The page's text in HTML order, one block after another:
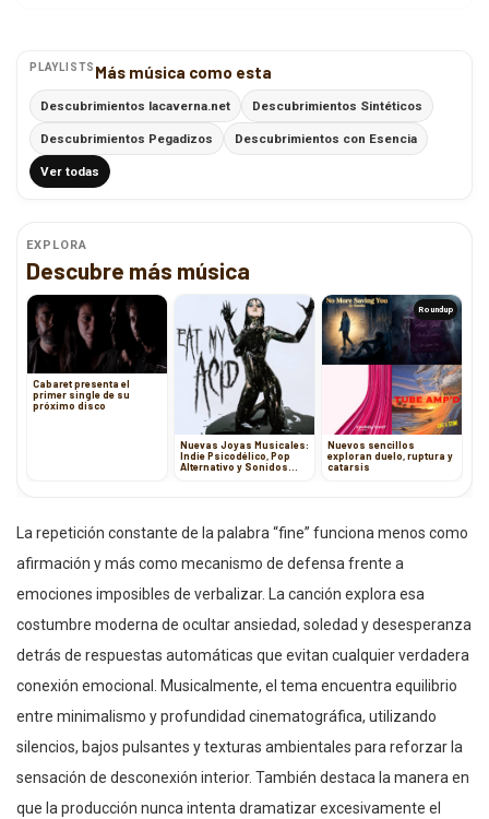
PLAYLISTS Más música como esta
Descubrimientos lacaverna.net Descubrimientos Sintéticos
Descubrimientos Pegadizos Descubrimientos con Esencia
Ver todas
EXPLORA
Descubre más música
Cabaret presenta el
primer single de su
próximo disco
Nuevas Joyas Musicales:
Indie Psicodélico, Pop
Alternativo y Sonidos
Roundup
Nuevos sencillos
exploran duelo, ruptura y
catarsis
La repetición constante de la palabra “fine” funciona menos como
afirmación y más como mecanismo de defensa frente a
emociones imposibles de verbalizar. La canción explora esa
costumbre moderna de ocultar ansiedad, soledad y desesperanza
detrás de respuestas automáticas que evitan cualquier verdadera
conexión emocional. Musicalmente, el tema encuentra equilibrio
entre minimalismo y profundidad cinematográfica, utilizando
silencios, bajos pulsantes y texturas ambientales para reforzar la
sensación de desconexión interior. También destaca la manera en
que la producción nunca intenta dramatizar excesivamente el